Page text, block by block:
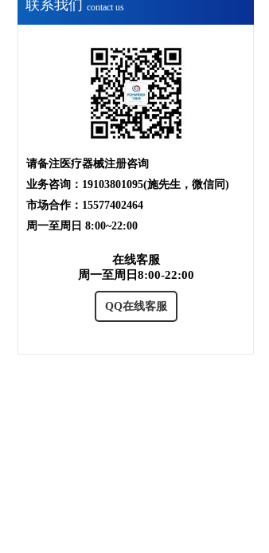
联系我们 contact us
请备注医疗器械注册咨询
业务咨询：19103801095(施先生，微信同)
市场合作：15577402464
周一至周日 8:00~22:00
在线客服
周一至周日8:00-22:00
QQ在线客服